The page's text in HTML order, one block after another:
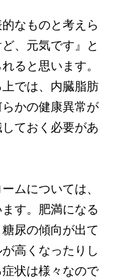
なものと考えら
、元気です』と
ると思います。
では、内臓脂肪
かの健康異常が
ておく必要があ
ムについては、
す。肥満になる
尿の傾向が出て
高くなったりし
状は様々なので